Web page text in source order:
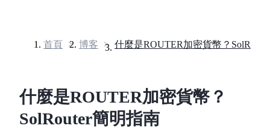
首頁 > 博客 >
什麼是ROUTER加密貨幣？
SolRouter簡明指南